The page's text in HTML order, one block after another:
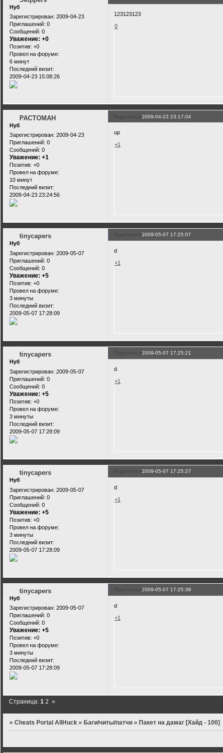
Нуб
Зарегистрирован: 2009-04-23
Приглашений: 0
Сообщений: 0
Уважение: +0
Позитив: +0
Провел на форуме:
6 минут
Последний визит:
2009-04-23 15:08:26
123123123
0
Поделиться2009-04-23 23:17:04
PACTOMAH
Нуб
Зарегистрирован: 2009-04-23
Приглашений: 0
Сообщений: 0
Уважение: +1
Позитив: +0
Провел на форуме:
10 минут
Последний визит:
2009-04-23 23:24:56
up
+1
Поделиться2009-05-07 17:25:07
tinycapers
Нуб
Зарегистрирован: 2009-05-07
Приглашений: 0
Сообщений: 0
Уважение: +5
Позитив: +0
Провел на форуме:
3 минуты
Последний визит:
2009-05-07 17:28:09
d
+1
Поделиться2009-05-07 17:25:21
tinycapers
Нуб
Зарегистрирован: 2009-05-07
Приглашений: 0
Сообщений: 0
Уважение: +5
Позитив: +0
Провел на форуме:
3 минуты
Последний визит:
2009-05-07 17:28:09
d
+1
Поделиться2009-05-07 17:25:27
tinycapers
Нуб
Зарегистрирован: 2009-05-07
Приглашений: 0
Сообщений: 0
Уважение: +5
Позитив: +0
Провел на форуме:
3 минуты
Последний визит:
2009-05-07 17:28:09
d
+1
Поделиться2009-05-07 17:25:38
tinycapers
Нуб
Зарегистрирован: 2009-05-07
Приглашений: 0
Сообщений: 0
Уважение: +5
Позитив: +0
Провел на форуме:
3 минуты
Последний визит:
2009-05-07 17:28:09
d
+1
Страница:1 2 »
»Cheats Portal AllHuck » Баги/читы/патчи » Пакет на дамаг [Хайд - 100]